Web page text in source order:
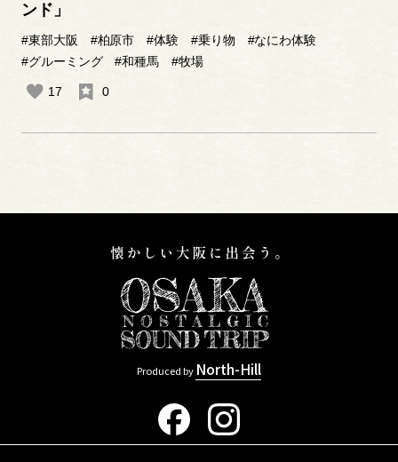
ンド」
#東部大阪 #柏原市 #体験 #乗り物
#なにわ体験
#グルーミング
#和種馬 #牧場
17 0
Produced by North-Hill